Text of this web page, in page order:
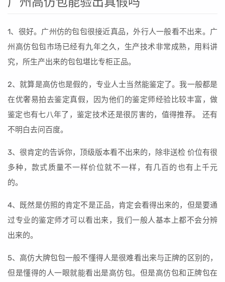
1、很好。广州仿的包包很接近真品，外行人一般看不出来。广
州高仿包包市场已经有九年之久，生产技术非常成熟，用料讲
究，所生产出来的包包堪比专柜正品。
2、就算是高仿也是假的，专业人士当然能鉴定了。我一般都是
在优奢易拍去鉴定真假，因为他们的鉴定师经验比较丰富，做
鉴定也有七八年了，鉴定技术还是很厉害的，值得推荐。 还有
不明白去问百度。
3、很肯定的告诉你，顶级版本看不出来的，除非送检 价位有很
多种，款式质量不一样价位就不一样，有几百的也有上千元
的。
4、既然是仿照的肯定不是正品，肯定会看得出来的，但是要通
过专业的鉴定师才可以看出来，我们一般人基本上都不会分辨
出来的。
5、高仿大牌包包一般不懂得人是很难看出来与正牌的区别的，
但是懂得的人一眼就能看出是高仿包。但是高仿包和正牌包在